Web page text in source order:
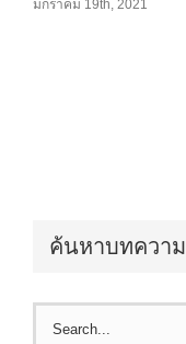
มกราคม 19th, 2021
ค้นหาบทความ
Search